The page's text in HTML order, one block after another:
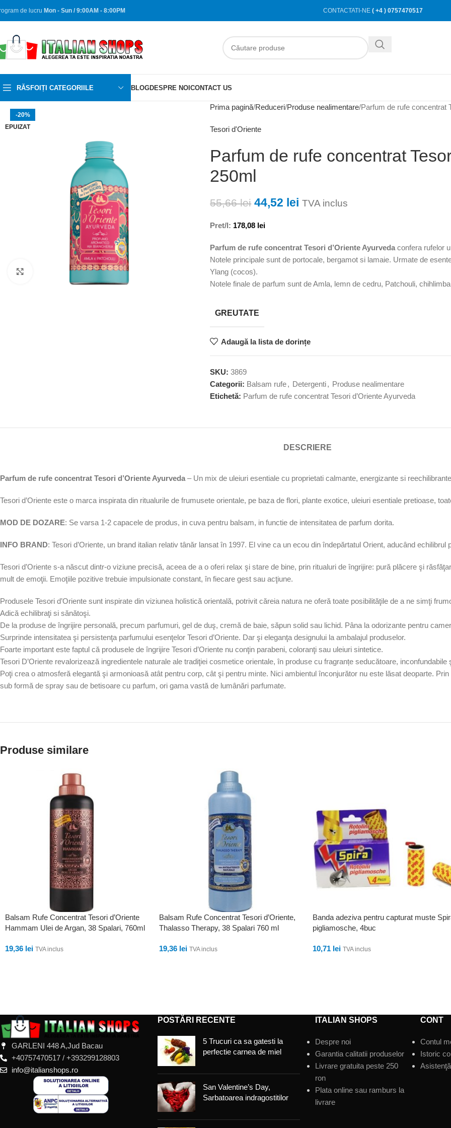
de lucru Mon - Sun / 9:00AM - 8:00PM CONTACTATI-NE ( +4 ) 0757470517
RĂSFOIȚI CATEGORIILE BLOGDESPRE NOICONTACT US
-20%
EPUIZAT
Faceți clic pentru a mări
Prima pagină Reduceri Produse nealimentare Parfum de rufe concentrat
Tesori d'Oriente
Parfum de rufe concentrat
250ml
55,66lei 44,52 lei TVA inclus
Pret/l: 178,08 lei
Parfum de rufe concentrat Tesori d’Oriente Ayurveda confera rufelor
Notele principale sunt de portocale, bergamot si lamaie. Urmate de
Ylang (cocos).
Notele finale de parfum sunt de Amla, lemn de cedru, Patchouli,
GREUTATE
Adaugă la lista de dorințe
SKU:3869
Categorii: Balsam rufe, Detergenti, Produse nealimentare
Etichetă: Parfum de rufe concentrat Tesori d’Oriente Ayurveda
DESCRIERE
Parfum de rufe concentrat Tesori d’Oriente Ayurveda – Un mix de uleiuri esentiale cu proprietati calmante, energizante si
Tesori d’Oriente este o marca inspirata din ritualurile de frumusete orientale, pe baza de flori, plante exotice, uleiuri esentiale pretioase,
MOD DE DOZARE: Se varsa 1-2 capacele de produs, in cuva pentru balsam, in functie de intensitatea de parfum dorita.
INFO BRAND: Tesori d’Oriente, un brand italian relativ tânăr lansat în 1997. El vine ca un ecou din îndepărtatul Orient, aducând
Tesori d’Oriente s-a născut dintr-o viziune precisă, aceea de a o oferi relax şi stare de bine, prin ritualuri de îngrijire: pură plăcere şi
mult de emoţii. Emoţiile pozitive trebuie impulsionate constant, în fiecare gest sau acţiune.
Produsele Tesori d’Oriente sunt inspirate din viziunea holistică orientală, potrivit căreia natura ne oferă toate posibilităţile de a ne simţi
Adică echilibraţi si sănătoşi.
De la produse de îngrijire personală, precum parfumuri, gel de duş, cremă de baie, săpun solid sau lichid. Pâna la odorizante pentru
Surprinde intensitatea şi persistenţa parfumului esenţelor Tesori d’Oriente. Dar şi eleganţa designului la ambalajul produselor.
Foarte important este faptul că produsele de îngrijire Tesori d’Oriente nu conţin parabeni, coloranţi sau uleiuri sintetice.
Tesori D’Oriente revalorizează ingredientele naturale ale tradiţiei cosmetice orientale, în produse cu fragranțe seducătoare, inconfundabile
Poţi crea o atmosferă elegantă şi armonioasă atât pentru corp, cât şi pentru minte. Nici ambientul înconjurător nu este lăsat deoparte.
sub formă de spray sau de betisoare cu parfum, ori gama vastă de lumânări parfumate.
Produse similare
Balsam Rufe Concentrat Tesori d’Oriente
Hammam Ulei de Argan, 38 Spalari, 760ml
19,36 lei TVA inclus
Balsam Rufe Concentrat Tesori d’Oriente,
Thalasso Therapy, 38 Spalari 760 ml
19,36 lei TVA inclus
Banda adeziva pentru capturat muste
pigliamosche, 4buc
10,71 lei TVA inclus
GARLENI 448 A,Jud Bacau
+40757470517 / +393299128803
info@italianshops.ro
POSTĂRI RECENTE
5 Trucuri ca sa gatesti la
perfectie carnea de miel
San Valentine’s Day,
Sarbatoarea indragostitilor
ITALIAN SHOPS
Despre noi
Garantia calitatii produselor
Livrare gratuita peste 250
ron
Plata online sau ramburs la
livrare
CONT
Contul
Istoric